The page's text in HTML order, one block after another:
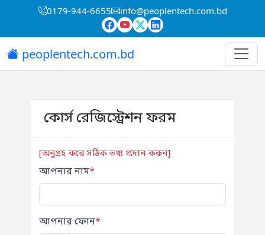
0179-944-6655 info@peoplentech.com.bd
peoplentech.com.bd
কোর্স রেজিস্ট্রেশন ফরম
[অনুগ্রহ করে সঠিক তথ্য প্রদান করুন]
আপনার নাম*
আপনার ফোন*